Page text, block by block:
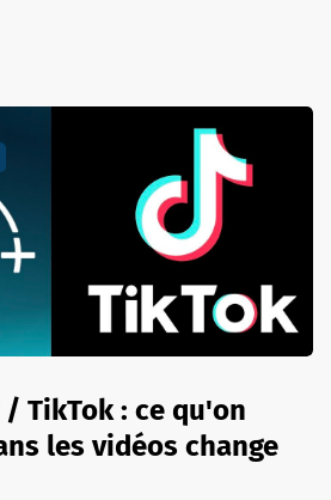
TikTok : ce qu'on
les vidéos change